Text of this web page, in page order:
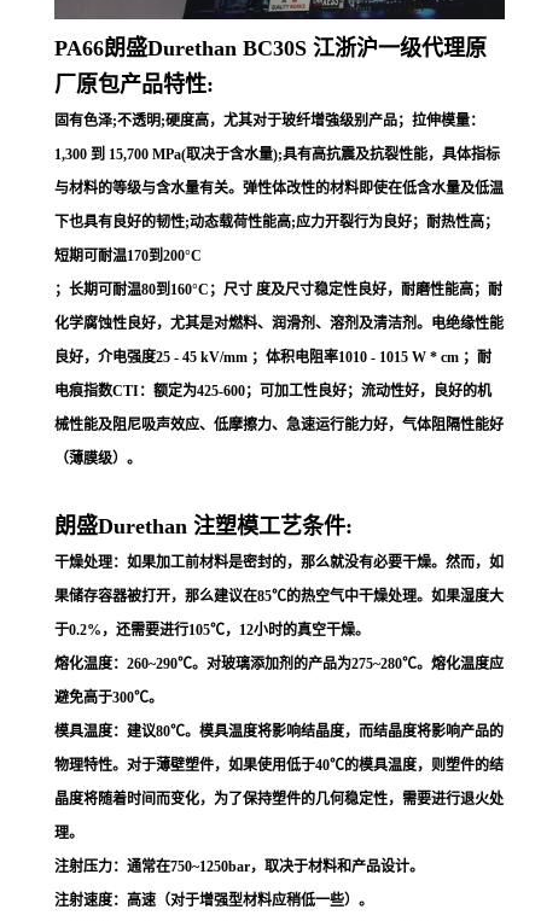
PA66朗盛Durethan BC30S 江浙沪一级代理原
厂原包产品特性:
固有色泽;不透明;硬度高，尤其对于玻纤增強级别产品；拉伸模量：
1,300 到 15,700 MPa(取决于含水量);具有高抗震及抗裂性能，具体指标
与材料的等级与含水量有关。弹性体改性的材料即使在低含水量及低温
下也具有良好的韧性;动态载荷性能高;应力开裂行为良好；耐热性高；
短期可耐温170到200°C
；长期可耐温80到160°C；尺寸 度及尺寸稳定性良好，耐磨性能高；耐
化学腐蚀性良好，尤其是对燃料、润滑剂、溶剂及清洁剂。电绝缘性能
良好，介电强度25 - 45 kV/mm ；体积电阻率1010 - 1015 W * cm ；耐
电痕指数CTI：额定为425-600；可加工性良好；流动性好，良好的机
械性能及阻尼吸声效应、低摩擦力、急速运行能力好，气体阻隔性能好
（薄膜级）。
朗盛Durethan 注塑模工艺条件:
干燥处理：如果加工前材料是密封的，那么就没有必要干燥。然而，如
果储存容器被打开，那么建议在85℃的热空气中干燥处理。如果湿度大
于0.2%，还需要进行105℃，12小时的真空干燥。
熔化温度：260~290℃。对玻璃添加剂的产品为275~280℃。熔化温度应
避免高于300℃。
模具温度：建议80℃。模具温度将影响结晶度，而结晶度将影响产品的
物理特性。对于薄壁塑件，如果使用低于40℃的模具温度，则塑件的结
晶度将随着时间而变化，为了保持塑件的几何稳定性，需要进行退火处
理。
注射压力：通常在750~1250bar，取决于材料和产品设计。
注射速度：高速（对于增强型材料应稍低一些）。